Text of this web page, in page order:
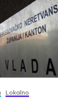
Lokalno